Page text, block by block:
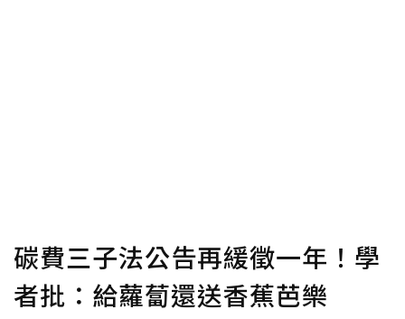
碳費三子法公告再緩徵一年！學
者批：給蘿蔔還送香蕉芭樂